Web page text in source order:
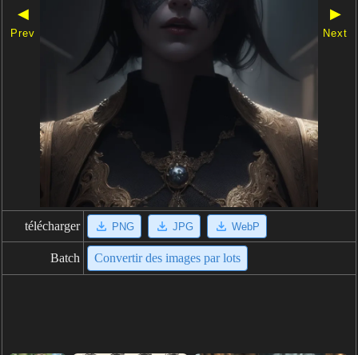
◀
Prev
▶
Next
télécharger PNG JPG WebP
Batch Convertir des images par lots